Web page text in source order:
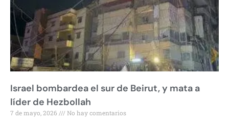
Israel bombardea el sur de Beirut, y mata a
líder de Hezbollah
7 de mayo, 2026 No hay comentarios